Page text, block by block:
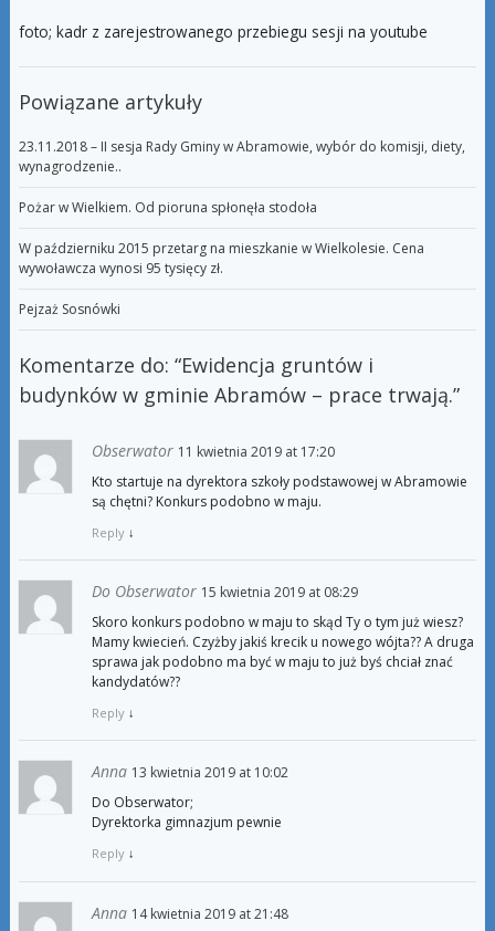
foto; kadr z zarejestrowanego przebiegu sesji na youtube
Powiązane artykuły
23.11.2018 – II sesja Rady Gminy w Abramowie, wybór do komisji, diety,
wynagrodzenie..
Pożar w Wielkiem. Od pioruna spłonęła stodoła
W październiku 2015 przetarg na mieszkanie w Wielkolesie. Cena
wywoławcza wynosi 95 tysięcy zł.
Pejzaż Sosnówki
Komentarze do: “Ewidencja gruntów i
budynków w gminie Abramów – prace trwają.”
Obserwator 11 kwietnia 2019 at 17:20
Kto startuje na dyrektora szkoły podstawowej w Abramowie
są chętni? Konkurs podobno w maju.
Reply ↓
Do Obserwator 15 kwietnia 2019 at 08:29
Skoro konkurs podobno w maju to skąd Ty o tym już wiesz?
Mamy kwiecień. Czyżby jakiś krecik u nowego wójta?? A druga
sprawa jak podobno ma być w maju to już byś chciał znać
kandydatów??
Reply ↓
Anna 13 kwietnia 2019 at 10:02
Do Obserwator;
Dyrektorka gimnazjum pewnie
Reply ↓
Anna 14 kwietnia 2019 at 21:48